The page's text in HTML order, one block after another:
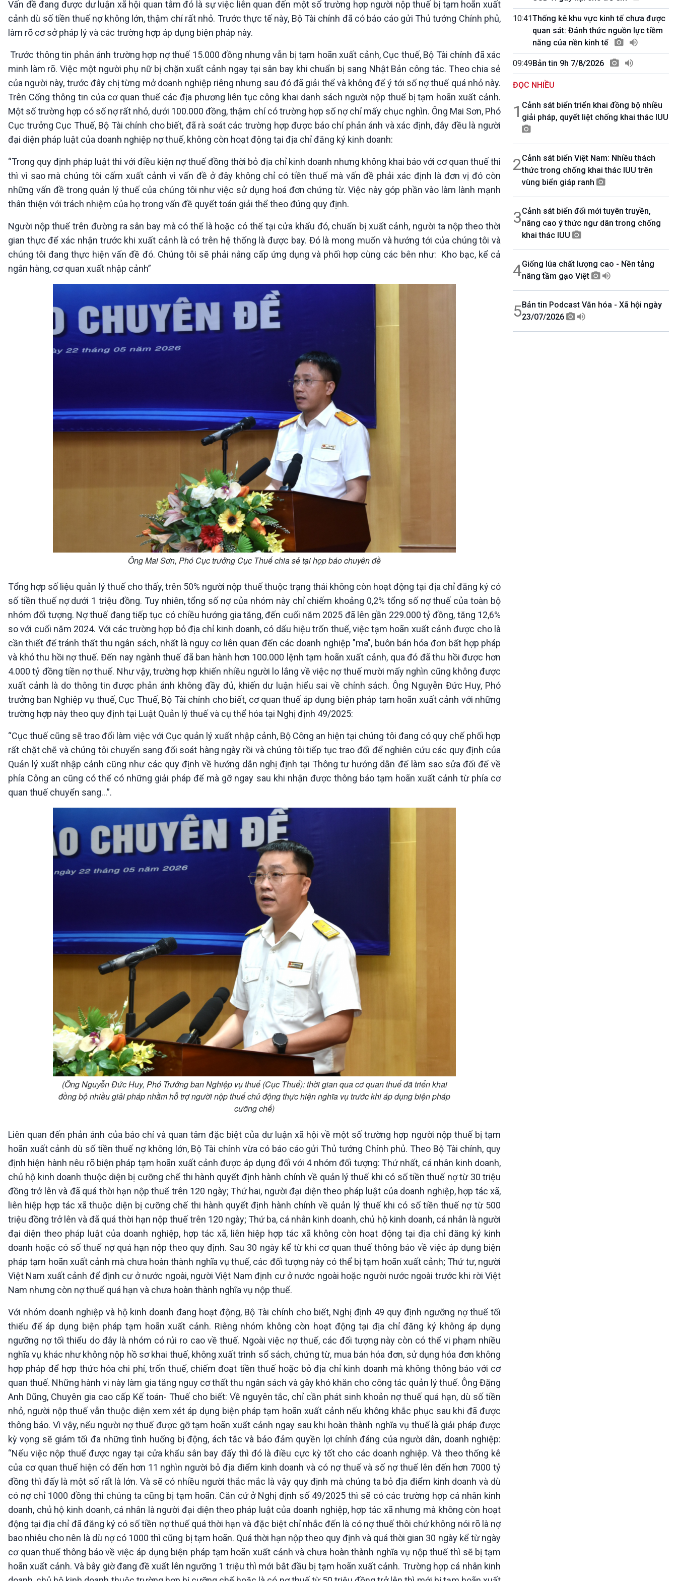
360 độ Sức khỏe
Chuyển đổi Xanh
Tài nguyên và Môi trường
Chuyên gia của bạn
Xã hội chuyển động
Bước chân đến trường
Kết nối công nghệ
Sống chung với biến đổi
khí hậu
Chát với người nổi tiếng
Câu chuyện Thể thao
Video
Infographic
10 phút Sự kiện - Luận bàn
Câu chuyện thời sự
Dòng chảy sự kiện
Đối thoại
Diễn đàn chủ nhật
Chuyện đêm
VOV1 đặc biệt
Thanh âm ký sự
Chân dung cuộc sống
Các chương trình đặc biệt
Vấn đề đang được dư luận xã hội quan tâm đó là sự việc liên quan đến một số trường hợp người nộp thuế bị tạm hoãn xuất
cảnh dù số tiền thuế nợ không lớn, thậm chí rất nhỏ. Trước thực tế này, Bộ Tài chính đã có báo cáo gửi Thủ tướng Chính phủ,
làm rõ cơ sở pháp lý và các trường hợp áp dụng biện pháp này.
Trước thông tin phản ánh trường hợp nợ thuế 15.000 đồng nhưng vẫn bị tạm hoãn xuất cảnh, Cục thuế, Bộ Tài chính đã xác
minh làm rõ. Việc một người phụ nữ bị chặn xuất cảnh ngay tại sân bay khi chuẩn bị sang Nhật Bản công tác. Theo chia sẻ
của người này, trước đây chị từng mở doanh nghiệp riêng nhưng sau đó đã giải thể và không để ý tới số nợ thuế quá nhỏ này.
Trên Cổng thông tin của cơ quan thuế các địa phương liên tục công khai danh sách người nộp thuế bị tạm hoãn xuất cảnh.
Một số trường hợp có số nợ rất nhỏ, dưới 100.000 đồng, thậm chí có trường hợp số nợ chỉ mấy chục nghìn. Ông Mai Sơn, Phó
Cục trưởng Cục Thuế, Bộ Tài chính cho biết, đã rà soát các trường hợp được báo chí phản ánh và xác định, đây đều là người
đại diện pháp luật của doanh nghiệp nợ thuế, không còn hoạt động tại địa chỉ đăng ký kinh doanh:
“Trong quy định pháp luật thì với điều kiện nợ thuế đồng thời bỏ địa chỉ kinh doanh nhưng không khai báo với cơ quan thuế thì
thì vì sao mà chúng tôi cấm xuất cảnh vì vấn đề ở đây không chỉ có tiền thuế mà vấn đề phải xác định là đơn vị đó còn
những vấn đề trong quản lý thuế của chúng tôi như việc sử dụng hoá đơn chứng từ. Việc này góp phần vào làm lành mạnh
thân thiện với trách nhiệm của họ trong vấn đề quyết toán giải thể theo đúng quy định.
Người nộp thuế trên đường ra sân bay mà có thể là hoặc có thể tại cửa khẩu đó, chuẩn bị xuất cảnh, người ta nộp theo thời
gian thực để xác nhận trước khi xuất cảnh là có trên hệ thống là được bay. Đó là mong muốn và hướng tới của chúng tôi và
chúng tôi đang thực hiện vấn đề đó. Chúng tôi sẽ phải nâng cấp ứng dụng và phối hợp cùng các bên như: Kho bạc, kể cả
ngân hàng, cơ quan xuất nhập cảnh”
Ông Mai Sơn, Phó Cục trưởng Cục Thuế chia sẻ tại họp báo chuyên đề
Tổng hợp số liệu quản lý thuế cho thấy, trên 50% người nộp thuế thuộc trạng thái không còn hoạt động tại địa chỉ đăng ký có
số tiền thuế nợ dưới 1 triệu đồng. Tuy nhiên, tổng số nợ của nhóm này chỉ chiếm khoảng 0,2% tổng số nợ thuế của toàn bộ
nhóm đối tượng. Nợ thuế đang tiếp tục có chiều hướng gia tăng, đến cuối năm 2025 đã lên gần 229.000 tỷ đồng, tăng 12,6%
so với cuối năm 2024. Với các trường hợp bỏ địa chỉ kinh doanh, có dấu hiệu trốn thuế, việc tạm hoãn xuất cảnh được cho là
cần thiết để tránh thất thu ngân sách, nhất là nguy cơ liên quan đến các doanh nghiệp "ma", buôn bán hóa đơn bất hợp pháp
và khó thu hồi nợ thuế. Đến nay ngành thuế đã ban hành hơn 100.000 lệnh tạm hoãn xuất cảnh, qua đó đã thu hồi được hơn
4.000 tỷ đồng tiền nợ thuế. Như vậy, trường hợp khiến nhiều người lo lắng về việc nợ thuế mười mấy nghìn cũng không được
xuất cảnh là do thông tin được phản ánh không đầy đủ, khiến dư luận hiểu sai về chính sách. Ông Nguyễn Đức Huy, Phó
trưởng ban Nghiệp vụ thuế, Cục Thuế, Bộ Tài chính cho biết, cơ quan thuế áp dụng biện pháp tạm hoãn xuất cảnh với những
trường hợp này theo quy định tại Luật Quản lý thuế và cụ thể hóa tại Nghị định 49/2025:
“Cục thuế cũng sẽ trao đổi làm việc với Cục quản lý xuất nhập cảnh, Bộ Công an hiện tại chúng tôi đang có quy chế phối hợp
rất chặt chẽ và chúng tôi chuyển sang đối soát hàng ngày rồi và chúng tôi tiếp tục trao đổi để nghiên cứu các quy định của
Quản lý xuất nhập cảnh cũng như các quy định về hướng dẫn nghị định tại Thông tư hướng dẫn để làm sao sửa đổi để về
phía Công an cũng có thể có những giải pháp để mà gỡ ngay sau khi nhận được thông báo tạm hoãn xuất cảnh từ phía cơ
quan thuế chuyển sang…”.
(Ông Nguyễn Đức Huy, Phó Trưởng ban Nghiệp vụ thuế (Cục Thuế): thời gian qua cơ quan thuế đã triển khai
đồng bộ nhiều giải pháp nhằm hỗ trợ người nộp thuế chủ động thực hiện nghĩa vụ trước khi áp dụng biện pháp
cưỡng chế)
Liên quan đến phản ánh của báo chí và quan tâm đặc biệt của dư luận xã hội về một số trường hợp người nộp thuế bị tạm
hoãn xuất cảnh dù số tiền thuế nợ không lớn, Bộ Tài chính vừa có báo cáo gửi Thủ tướng Chính phủ. Theo Bộ Tài chính, quy
định hiện hành nêu rõ biện pháp tạm hoãn xuất cảnh được áp dụng đối với 4 nhóm đối tượng: Thứ nhất, cá nhân kinh doanh,
chủ hộ kinh doanh thuộc diện bị cưỡng chế thi hành quyết định hành chính về quản lý thuế khi có số tiền thuế nợ từ 30 triệu
đồng trở lên và đã quá thời hạn nộp thuế trên 120 ngày; Thứ hai, người đại diện theo pháp luật của doanh nghiệp, hợp tác xã,
liên hiệp hợp tác xã thuộc diện bị cưỡng chế thi hành quyết định hành chính về quản lý thuế khi có số tiền thuế nợ từ 500
triệu đồng trở lên và đã quá thời hạn nộp thuế trên 120 ngày; Thứ ba, cá nhân kinh doanh, chủ hộ kinh doanh, cá nhân là người
đại diện theo pháp luật của doanh nghiệp, hợp tác xã, liên hiệp hợp tác xã không còn hoạt động tại địa chỉ đăng ký kinh
doanh hoặc có số thuế nợ quá hạn nộp theo quy định. Sau 30 ngày kể từ khi cơ quan thuế thông báo về việc áp dụng biện
pháp tạm hoãn xuất cảnh mà chưa hoàn thành nghĩa vụ thuế, các đối tượng này có thể bị tạm hoãn xuất cảnh; Thứ tư, người
Việt Nam xuất cảnh để định cư ở nước ngoài, người Việt Nam định cư ở nước ngoài hoặc người nước ngoài trước khi rời Việt
Nam nhưng còn nợ thuế quá hạn và chưa hoàn thành nghĩa vụ nộp thuế.
Với nhóm doanh nghiệp và hộ kinh doanh đang hoạt động, Bộ Tài chính cho biết, Nghị định 49 quy định ngưỡng nợ thuế tối
thiểu để áp dụng biện pháp tạm hoãn xuất cảnh. Riêng nhóm không còn hoạt động tại địa chỉ đăng ký không áp dụng
ngưỡng nợ tối thiểu do đây là nhóm có rủi ro cao về thuế. Ngoài việc nợ thuế, các đối tượng này còn có thể vi phạm nhiều
nghĩa vụ khác như không nộp hồ sơ khai thuế, không xuất trình sổ sách, chứng từ, mua bán hóa đơn, sử dụng hóa đơn không
hợp pháp để hợp thức hóa chi phí, trốn thuế, chiếm đoạt tiền thuế hoặc bỏ địa chỉ kinh doanh mà không thông báo với cơ
quan thuế. Những hành vi này làm gia tăng nguy cơ thất thu ngân sách và gây khó khăn cho công tác quản lý thuế. Ông Đặng
Anh Dũng, Chuyên gia cao cấp Kế toán- Thuế cho biết: Về nguyên tắc, chỉ cần phát sinh khoản nợ thuế quá hạn, dù số tiền
nhỏ, người nộp thuế vẫn thuộc diện xem xét áp dụng biện pháp tạm hoãn xuất cảnh nếu không khắc phục sau khi đã được
thông báo. Vì vậy, nếu người nợ thuế được gỡ tạm hoãn xuất cảnh ngay sau khi hoàn thành nghĩa vụ thuế là giải pháp được
kỳ vọng sẽ giảm tối đa những tình huống bị động, ách tắc và bảo đảm quyền lợi chính đáng của người dân, doanh nghiệp:
“Nếu việc nộp thuế được ngay tại cửa khẩu sân bay đấy thì đó là điều cực kỳ tốt cho các doanh nghiệp. Và theo thống kê
của cơ quan thuế hiện có đến hơn 11 nghìn người bỏ địa điểm kinh doanh và có nợ thuế và số nợ thuế lên đến hơn 7000 tỷ
đồng thì đấy là một số rất là lớn. Và sẽ có nhiều người thắc mắc là vậy quy định mà chúng ta bỏ địa điểm kinh doanh và dù
có nợ chỉ 1000 đồng thì chúng ta cũng bị tạm hoãn. Căn cứ ở Nghị định số 49/2025 thì sẽ có các trường hợp cá nhân kinh
doanh, chủ hộ kinh doanh, cá nhân là người đại diện theo pháp luật của doanh nghiệp, hợp tác xã nhưng mà không còn hoạt
động tại địa chỉ đã đăng ký có số tiền nợ thuế quá thời hạn và đặc biệt chỉ nhắc đến là có nợ thuế thôi chứ không nói rõ là nợ
bao nhiêu cho nên là dù nợ có 1000 thì cũng bị tạm hoãn. Quá thời hạn nộp theo quy định và quá thời gian 30 ngày kể từ ngày
cơ quan thuế thông báo về việc áp dụng biện pháp tạm hoãn xuất cảnh và chưa hoàn thành nghĩa vụ nộp thuế thì sẽ bị tạm
hoãn xuất cảnh. Và bây giờ đang đề xuất lên ngưỡng 1 triệu thì mới bắt đầu bị tạm hoãn xuất cảnh. Trường hợp cá nhân kinh
10:41Thống kê khu vực kinh tế chưa được
quan sát: Đánh thức nguồn lực tiềm
năng của nền kinh tế
09:49Bản tin 9h 7/8/2026
ĐỌC NHIỀU
1 Cảnh sát biển triển khai đồng bộ nhiều
giải pháp, quyết liệt chống khai thác IUU
2Cảnh sát biển Việt Nam: Nhiều thách
thức trong chống khai thác IUU trên
vùng biển giáp ranh
3Cảnh sát biển đổi mới tuyên truyền,
nâng cao ý thức ngư dân trong chống
khai thác IUU
4Giống lúa chất lượng cao - Nền tảng
nâng tầm gạo Việt
5Bản tin Podcast Văn hóa - Xã hội ngày
23/07/2026